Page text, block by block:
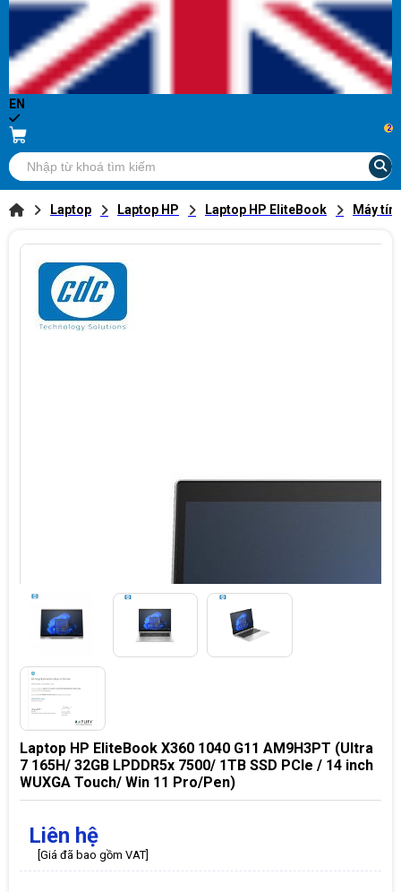
EN
2
Laptop Laptop HP Laptop HP EliteBook Máy
Laptop HP EliteBook X360 1040 G11 AM9H3PT (Ultra
7 165H/ 32GB LPDDR5x 7500/ 1TB SSD PCIe / 14 inch
WUXGA Touch/ Win 11 Pro/Pen)
Liên hệ
[Giá đã bao gồm VAT]